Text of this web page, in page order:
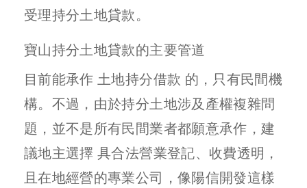
受理持分土地貸款。
寶山持分土地貸款的主要管道
目前能承作 土地持分借款 的，只有民間機
構。不過，由於持分土地涉及產權複雜問
題，並不是所有民間業者都願意承作，建
議地主選擇 具合法營業登記、收費透明，
且在地經營的專業公司，像陽信開發這樣